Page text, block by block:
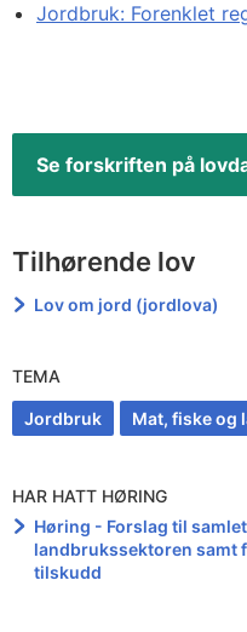
Jordbruk: Forenklet
Se forskriften på
Tilhørende lov
Lov om jord (jordlova)
TEMA
Jordbruk Mat, fiske og
HAR HATT HØRING
Høring - Forslag til
landbrukssektoren samt
tilskudd